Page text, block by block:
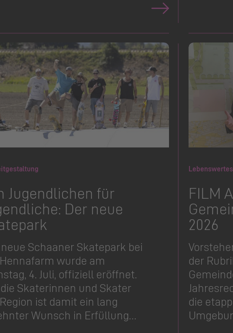
Jugendlichen für
Der neue
Schaaner Skatepark bei
wurde am
4. Juli, offiziell eröffnet.
Skaterinnen und Skater
ist damit ein lang
Wunsch in Erfüllung…
FILM
2026
der
die